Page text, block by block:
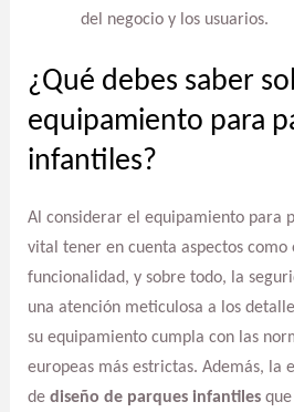
del negocio y los usuarios.
¿Qué debes saber
equipamiento para
infantiles?
Al considerar el equipamiento para
vital tener en cuenta aspectos como
funcionalidad, y sobre todo, la
una atención meticulosa a los
su equipamiento cumpla con las
europeas más estrictas. Además, la
de diseño de parques infantilesque